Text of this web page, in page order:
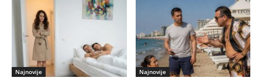
Najnovije Najnovije